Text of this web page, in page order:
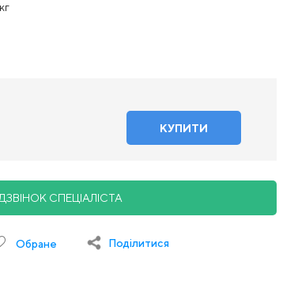
СПЕЦІАЛІСТА
Обране Поділитися